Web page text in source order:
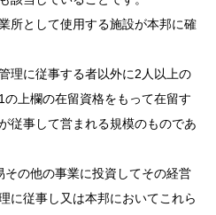
所として使用する施設が本邦に確
理に従事する者以外に2人以上の
上欄の在留資格をもって在留す
従事して営まれる規模のものであ
の他の事業に投資してその経営
に従事し又は本邦においてこれら